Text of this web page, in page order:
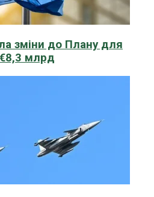
зміни до Плану для
млрд